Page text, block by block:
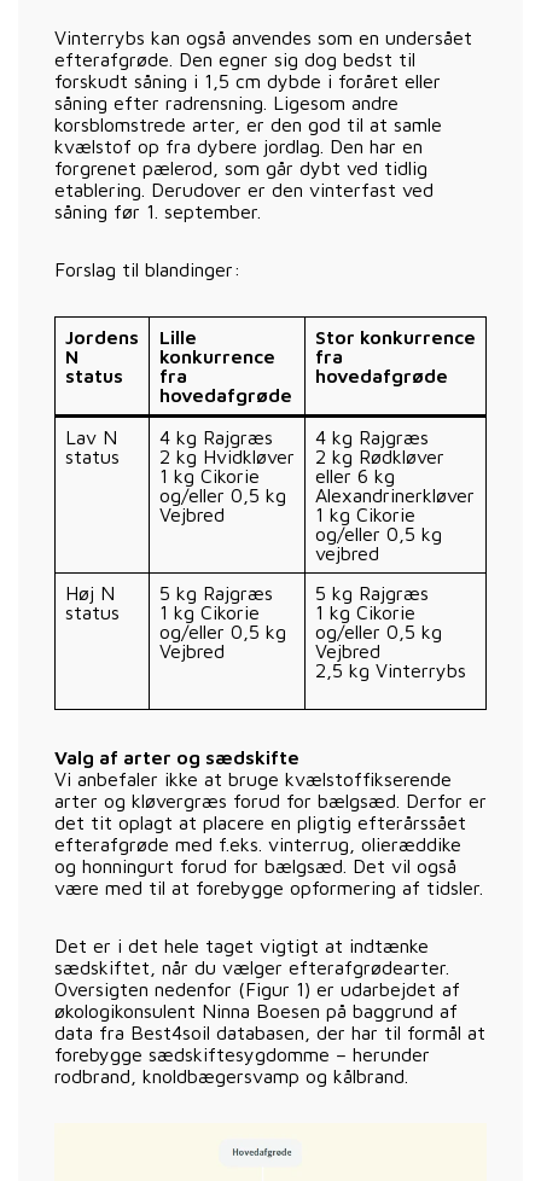
Vinterrybs kan også anvendes som en undersået
efterafgrøde. Den egner sig dog bedst til
forskudt såning i 1,5 cm dybde i foråret eller
såning efter radrensning. Ligesom andre
korsblomstrede arter, er den god til at samle
kvælstof op fra dybere jordlag. Den har en
forgrenet pælerod, som går dybt ved tidlig
etablering. Derudover er den vinterfast ved
såning før 1. september.
Forslag til blandinger:
Jordens
N
status
Lille
konkurrence
fra
hovedafgrøde
Stor konkurrence
fra
hovedafgrøde
Lav N
status
4 kg Rajgræs
2 kg Hvidkløver
1 kg Cikorie
og/eller 0,5 kg
Vejbred
4 kg Rajgræs
2 kg Rødkløver
eller 6 kg
Alexandrinerkløver
1 kg Cikorie
og/eller 0,5 kg
vejbred
Høj N
status
5 kg Rajgræs
1 kg Cikorie
og/eller 0,5 kg
Vejbred
5 kg Rajgræs
1 kg Cikorie
og/eller 0,5 kg
Vejbred
2,5 kg Vinterrybs
Valg af arter og sædskifte
Vi anbefaler ikke at bruge kvælstoffikserende
arter og kløvergræs forud for bælgsæd. Derfor er
det tit oplagt at placere en pligtig efterårssået
efterafgrøde med f.eks. vinterrug, olieræddike
og honningurt forud for bælgsæd. Det vil også
være med til at forebygge opformering af tidsler.
Det er i det hele taget vigtigt at indtænke
sædskiftet, når du vælger efterafgrødearter.
Oversigten nedenfor (Figur 1) er udarbejdet af
økologikonsulent Ninna Boesen på baggrund af
data fra Best4soil databasen, der har til formål at
forebygge sædskiftesygdomme – herunder
rodbrand, knoldbægersvamp og kålbrand.